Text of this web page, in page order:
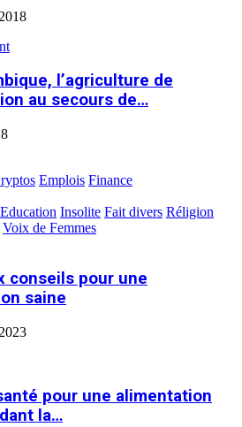
l’agriculture de
au secours de…
Emplois Finance
Education Insolite Fait divers Réligion
Voix de Femmes
conseils pour une
saine
pour une alimentation
la…